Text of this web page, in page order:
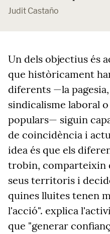
Judit Castaño
Un dels objectius és
que històricament
diferents —la
sindicalisme laboral
populars— siguin
de coincidència i
idea és que els
trobin, comparteixin
seus territoris i
quines lluites tenen
l'acció". explica
que "generar